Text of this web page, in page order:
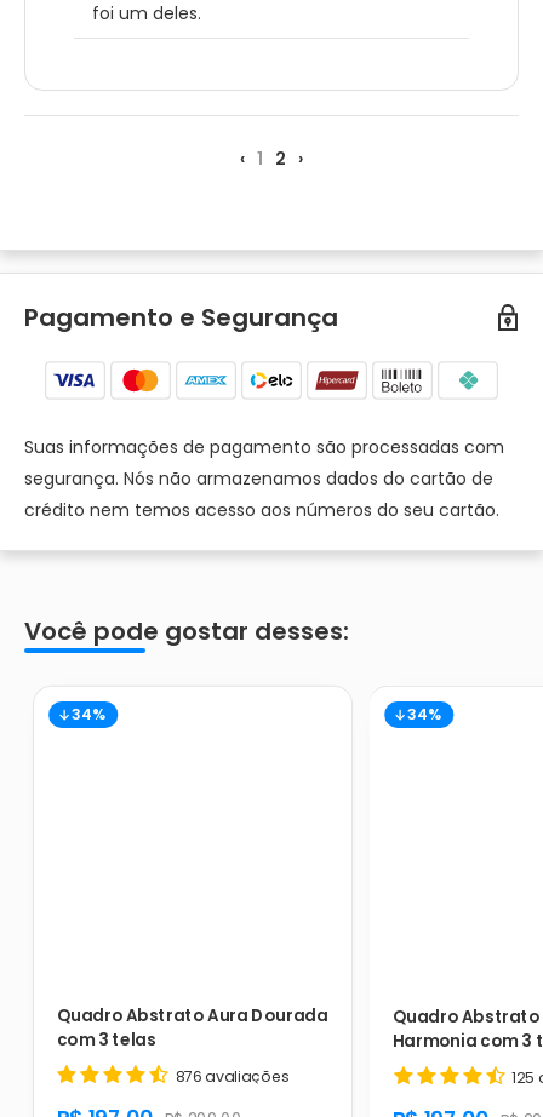
foi um deles.
‹ 1 2 ›
Pagamento e Segurança
Suas informações de pagamento são processadas com
segurança. Nós não armazenamos dados do cartão de
crédito nem temos acesso aos números do seu cartão.
Você pode gostar desses:
34%
Quadro Abstrato Aura Dourada
com 3 telas
876 avaliações
34%
Quadro Abstrato
Harmonia com 3
125